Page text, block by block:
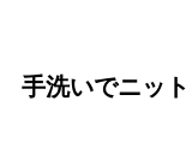
手洗いでニッ